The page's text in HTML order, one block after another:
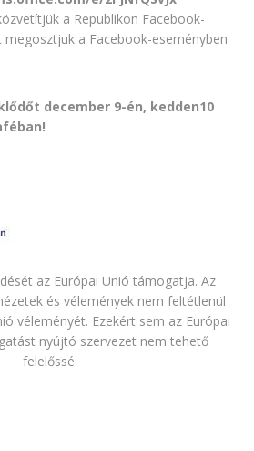
a Republikon Facebook-
megosztjuk a Facebook-eseményben
december 9-én, kedden10
az Európai Unió támogatja. Az
és vélemények nem feltétlenül
véleményét. Ezekért sem az Európai
nyújtó szervezet nem tehető
felelőssé.